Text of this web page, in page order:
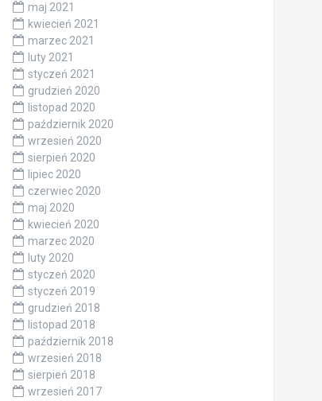
maj 2021
kwiecień 2021
marzec 2021
luty 2021
styczeń 2021
grudzień 2020
listopad 2020
październik 2020
wrzesień 2020
sierpień 2020
lipiec 2020
czerwiec 2020
maj 2020
kwiecień 2020
marzec 2020
luty 2020
styczeń 2020
styczeń 2019
grudzień 2018
listopad 2018
październik 2018
wrzesień 2018
sierpień 2018
wrzesień 2017